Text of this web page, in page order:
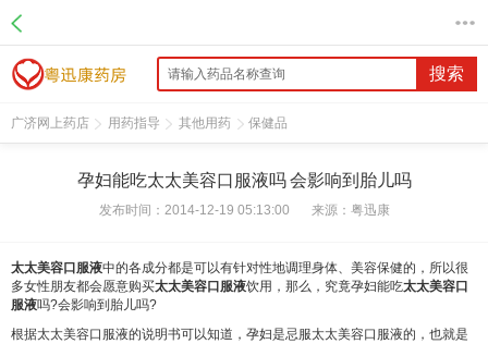
搜索
广济网上药店 用药指导 其他用药 保健品
孕妇能吃太太美容口服液吗 会影响到胎儿吗
发布时间：2014-12-19 05:13:00 来源： 粤迅康
太太美容口服液中的各成分都是可以有针对性地调理身体、美容保健的，所以很
多女性朋友都会愿意购买太太美容口服液饮用，那么，究竟孕妇能吃太太美容口
服液吗?会影响到胎儿吗?
根据太太美容口服液的说明书可以知道，孕妇是忌服太太美容口服液的，也就是